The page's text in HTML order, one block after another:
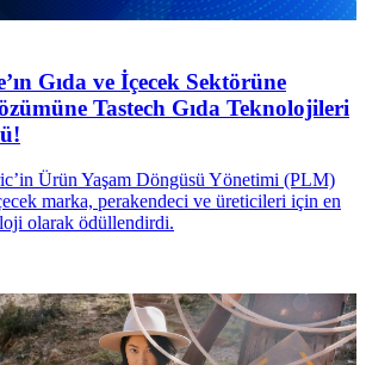
Gıda ve İçecek Sektörüne
Tastech Gıda Teknolojileri
Ürün Yaşam Döngüsü Yönetimi (PLM)
marka, perakendeci ve üreticileri için en
olarak ödüllendirdi.